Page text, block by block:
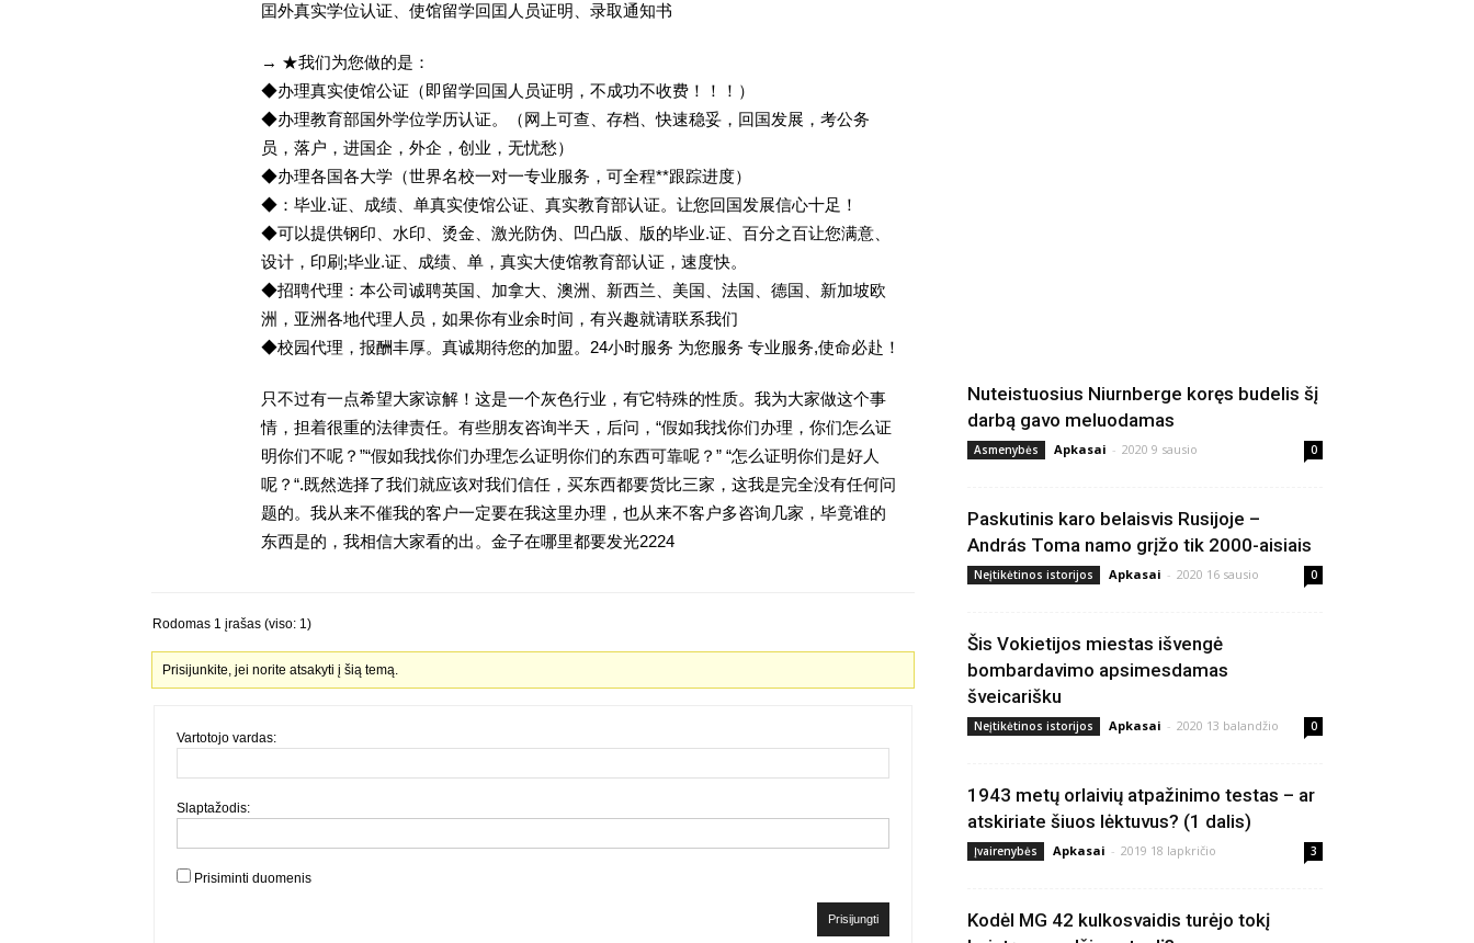
囯外真实学位认证、使馆留学回囯人员证明、录取通知书
→ ★我们为您做的是：
◆办理真实使馆公证（即留学回国人员证明，不成功不收费！！！）
◆办理教育部国外学位学历认证。（网上可查、存档、快速稳妥，回国发展，考公务
员，落户，进国企，外企，创业，无忧愁）
◆办理各国各大学（世界名校一对一专业服务，可全程**跟踪进度）
◆：毕业.证、成绩、单真实使馆公证、真实教育部认证。让您回国发展信心十足！
◆可以提供钢印、水印、烫金、激光防伪、凹凸版、版的毕业.证、百分之百让您满意、
设计，印刷;毕业.证、成绩、单，真实大使馆教育部认证，速度快。
◆招聘代理：本公司诚聘英国、加拿大、澳洲、新西兰、美国、法国、德国、新加坡欧
洲，亚洲各地代理人员，如果你有业余时间，有兴趣就请联系我们
◆校园代理，报酬丰厚。真诚期待您的加盟。24小时服务 为您服务 专业服务,使命必赴！
只不过有一点希望大家谅解！这是一个灰色行业，有它特殊的性质。我为大家做这个事
情，担着很重的法律责任。有些朋友咨询半天，后问，“假如我找你们办理，你们怎么证
明你们不呢？”“假如我找你们办理怎么证明你们的东西可靠呢？” “怎么证明你们是好人
呢？“.既然选择了我们就应该对我们信任，买东西都要货比三家，这我是完全没有任何问
题的。我从来不催我的客户一定要在我这里办理，也从来不客户多咨询几家，毕竟谁的
东西是的，我相信大家看的出。金子在哪里都要发光2224
Rodomas 1 įrašas (viso: 1)
Prisijunkite, jei norite atsakyti į šią temą.
Vartotojo vardas:
Slaptažodis:
Prisiminti duomenis
Prisijungti
Nuteistuosius Niurnberge koręs budelis šį
darbą gavo meluodamas
Asmenybės Apkasai - 2020 9 sausio 0
Paskutinis karo belaisvis Rusijoje –
András Toma namo grįžo tik 2000-aisiais
Neįtikėtinos istorijos Apkasai - 2020 16 sausio 0
Šis Vokietijos miestas išvengė
bombardavimo apsimesdamas
šveicarišku
Neįtikėtinos istorijos Apkasai - 2020 13 balandžio 0
1943 metų orlaivių atpažinimo testas – ar
atskiriate šiuos lėktuvus? (1 dalis)
Įvairenybės Apkasai - 2019 18 lapkričio 3
Kodėl MG 42 kulkosvaidis turėjo tokį